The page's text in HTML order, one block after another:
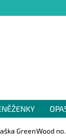
GreenWood